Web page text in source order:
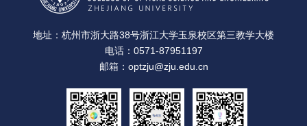
地址：杭州市浙大路38号浙江大学玉泉校区第三教学大楼
电话：0571-87951197
邮箱：optzju@zju.edu.cn